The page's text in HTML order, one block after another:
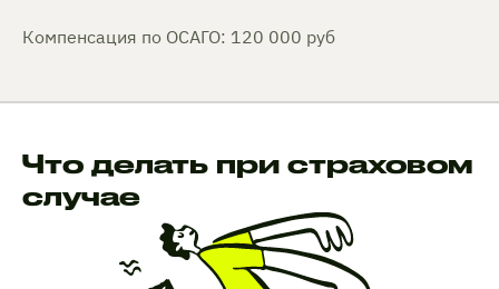
Компенсация по ОСАГО: 120 000 руб
Что делать при страховом
случае